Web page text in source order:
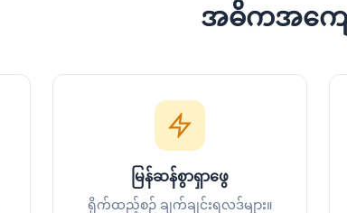
အဓိကအကျော
မြန်ဆန်စွာရှာဖွေ
ရိုက်ထည့်စဉ် ချက်ချင်းရလဒ်များ။